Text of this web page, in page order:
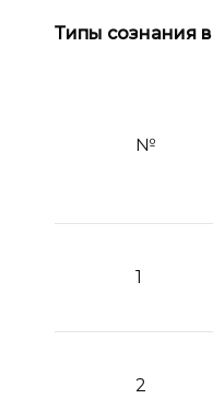
Типы сознания в
№
1
2